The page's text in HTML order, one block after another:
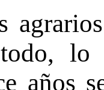
lo
años